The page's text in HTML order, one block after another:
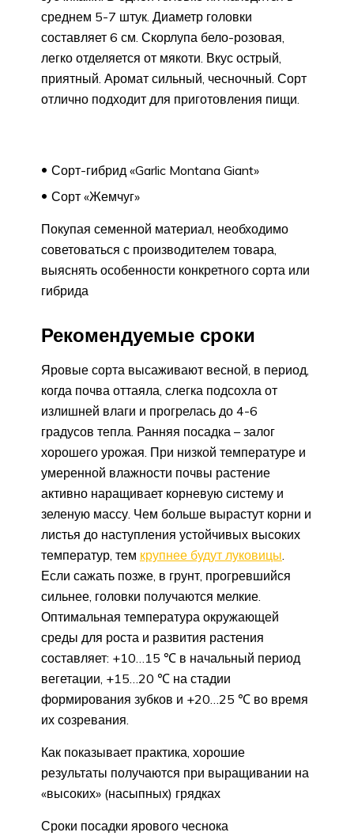
среднем 5-7 штук. Диаметр головки
составляет 6 см. Скорлупа бело-розовая,
легко отделяется от мякоти. Вкус острый,
приятный. Аромат сильный, чесночный. Сорт
отлично подходит для приготовления пищи.
Сорт-гибрид «Garlic Montana Giant»
Сорт «Жемчуг»
Покупая семенной материал, необходимо
советоваться с производителем товара,
выяснять особенности конкретного сорта или
гибрида
Рекомендуемые сроки
Яровые сорта высаживают весной, в период,
когда почва оттаяла, слегка подсохла от
излишней влаги и прогрелась до 4-6
градусов тепла. Ранняя посадка – залог
хорошего урожая. При низкой температуре и
умеренной влажности почвы растение
активно наращивает корневую систему и
зеленую массу. Чем больше вырастут корни и
листья до наступления устойчивых высоких
температур, тем крупнее будут луковицы
Если сажать позже, в грунт, прогревшийся
сильнее, головки получаются мелкие.
Оптимальная температура окружающей
среды для роста и развития растения
составляет: +10…15 ℃ в начальный период
вегетации, +15…20 ℃ на стадии
формирования зубков и +20…25 ℃ во время
их созревания.
Как показывает практика, хорошие
результаты получаются при выращивании на
«высоких» (насыпных) грядках
Сроки посадки ярового чеснока